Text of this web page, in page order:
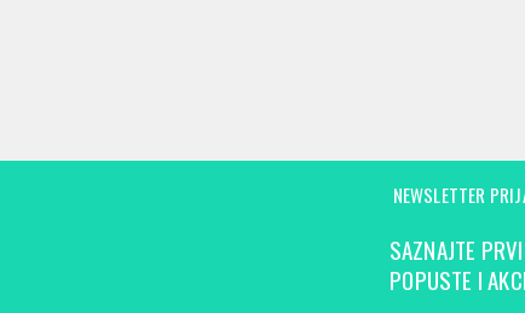
NEWSLETTER
SAZNAJTE
POPUSTE I